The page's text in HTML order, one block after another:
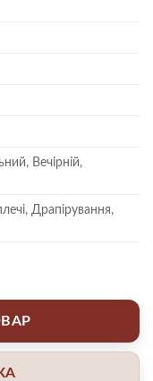
Вечірній,
Драпірування,